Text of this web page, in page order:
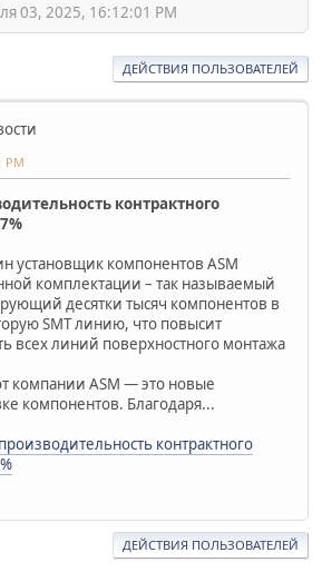
03, 2025, 16:12:01 PM
ДЕЙСТВИЯ ПОЛЬЗОВАТЕЛЕЙ
PM
контрактного
установщик компонентов ASM
комплектации – так называемый
десятки тысяч компонентов в
SMT линию, что повысит
всех линий поверхностного монтажа
компании ASM — это новые
компонентов. Благодаря...
контрактного
ДЕЙСТВИЯ ПОЛЬЗОВАТЕЛЕЙ